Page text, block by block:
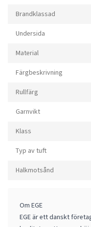
Brandklassad
Undersida
Material
Färgbeskrivning
Rullfärg
Garnvikt
Klass
Typ av tuft
Halkmotsånd
Om EGE
EGE är ett danskt